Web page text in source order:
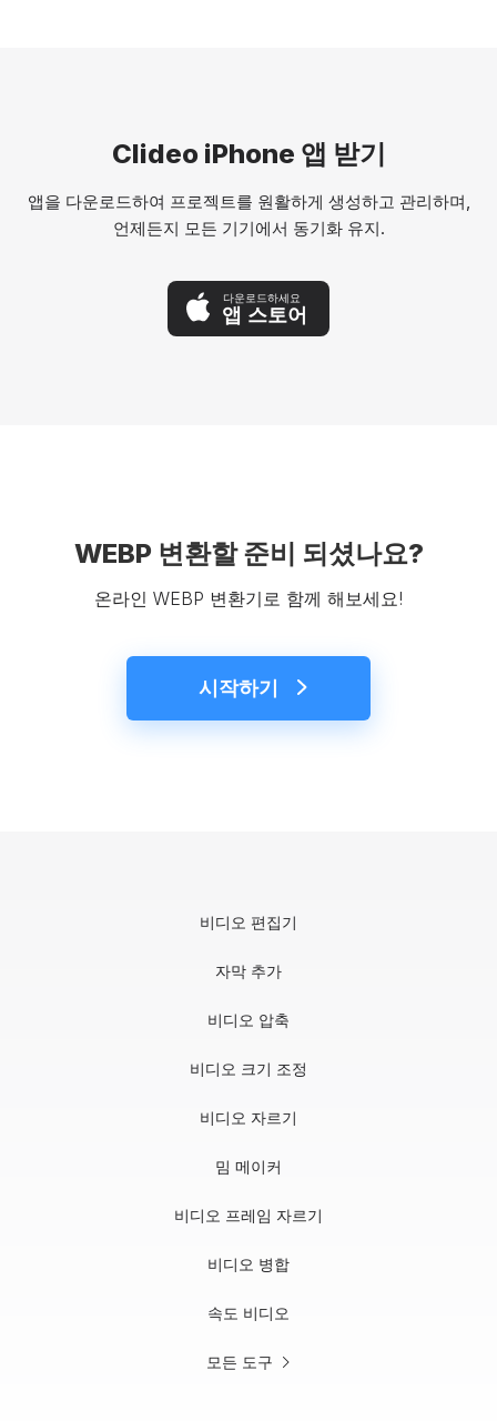
Clideo iPhone 앱 받기
앱을 다운로드하여 프로젝트를 원활하게 생성하고 관리하며,
언제든지 모든 기기에서 동기화 유지.
다운로드하세요
앱 스토어
WEBP 변환할 준비 되셨나요?
온라인 WEBP 변환기로 함께 해보세요!
시작하기
비디오 편집기
자막 추가
비디오 압축
비디오 크기 조정
비디오 자르기
밈 메이커
비디오 프레임 자르기
비디오 병합
속도 비디오
모든 도구